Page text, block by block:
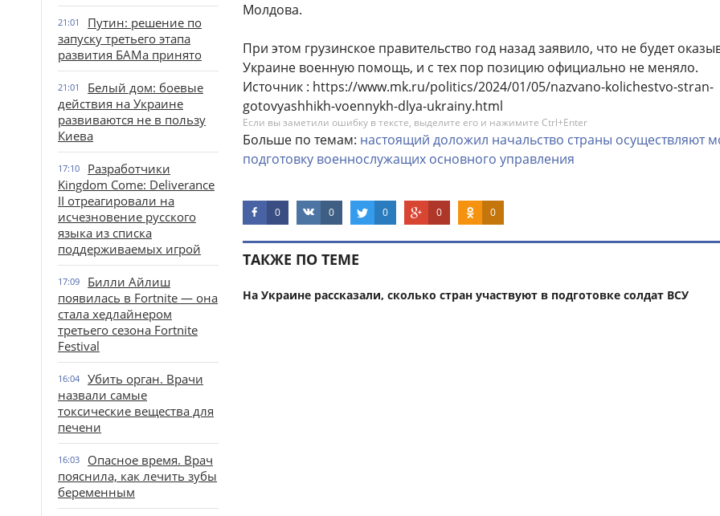
21:01
Путин: решение по
запуску третьего этапа
развития БАМа принято
21:01
Белый дом: боевые
действия на Украине
развиваются не в пользу
Киева
17:10
Разработчики
Kingdom Come: Deliverance
II отреагировали на
исчезновение русского
языка из списка
поддерживаемых игрой
17:09
Билли Айлиш
появилась в Fortnite — она
стала хедлайнером
третьего сезона Fortnite
Festival
16:04
Убить орган. Врачи
назвали самые
токсические вещества для
печени
16:03
Опасное время. Врач
пояснила, как лечить зубы
беременным
Молдова.
При этом грузинское правительство год назад заявило, что не будет
Украине военную помощь, и с тех пор позицию официально не меняло.
Источник : https://www.mk.ru/politics/2024/01/05/nazvano-kolichestvo-stran-
gotovyashhikh-voennykh-dlya-ukrainy.html
Если вы заметили ошибку в тексте, выделите его и нажимите Ctrl+Enter
Больше по темам: настоящий доложил начальство страны осуществляют
подготовку военнослужащих основного управления
0 0 0 0 0
ТАКЖЕ ПО ТЕМЕ
На Украине рассказали, сколько стран участвуют в подготовке солдат ВСУ